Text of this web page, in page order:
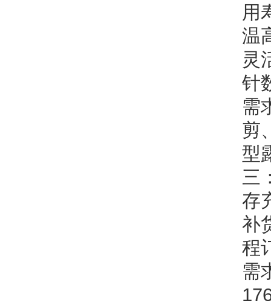
用
温
灵
针
需
剪
型
三
存
补
程
需